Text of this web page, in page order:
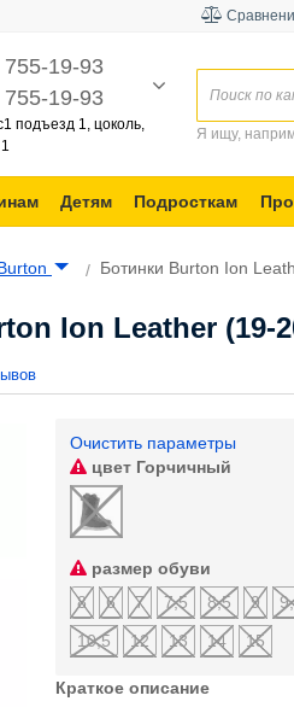
19-93
19-93
подъезд 1, цоколь,
Я ищу,
Детям Подросткам
Ботинки Burton Ion
Ion Leather (19-
Очистить параметры
цвет Горчичный
размер обуви
8
6 7 7,5 8,5 9
10,5
12 13 14 15
Краткое описание